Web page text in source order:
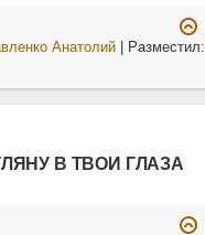
Анатолий | Разместил:
В ТВОИ ГЛАЗА